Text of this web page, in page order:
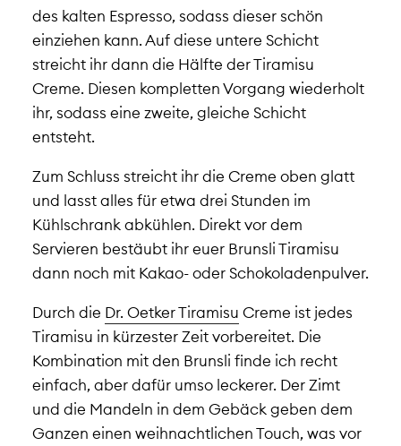
des kalten Espresso, sodass dieser schön
einziehen kann. Auf diese untere Schicht
streicht ihr dann die Hälfte der Tiramisu
Creme. Diesen kompletten Vorgang wiederholt
ihr, sodass eine zweite, gleiche Schicht
entsteht.
Zum Schluss streicht ihr die Creme oben glatt
und lasst alles für etwa drei Stunden im
Kühlschrank abkühlen. Direkt vor dem
Servieren bestäubt ihr euer Brunsli Tiramisu
dann noch mit Kakao- oder Schokoladenpulver.
Durch die Dr. Oetker Tiramisu Creme ist jedes
Tiramisu in kürzester Zeit vorbereitet. Die
Kombination mit den Brunsli finde ich recht
einfach, aber dafür umso leckerer. Der Zimt
und die Mandeln in dem Gebäck geben dem
Ganzen einen weihnachtlichen Touch, was vor